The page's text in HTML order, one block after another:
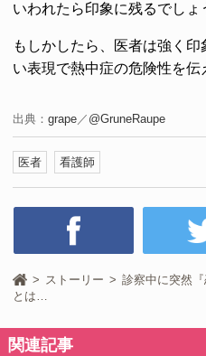
いわれたら印象に残るでしょ
もしかしたら、医者は強く
い表現で熱中症の危険性を
出典： grape／ @GruneRaupe
医者 看護師
ストーリー
診察中に突然
とは…
関連記事